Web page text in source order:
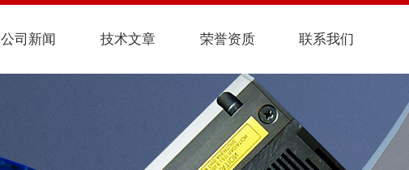
公司新闻 技术文章 荣誉资质 联系我们